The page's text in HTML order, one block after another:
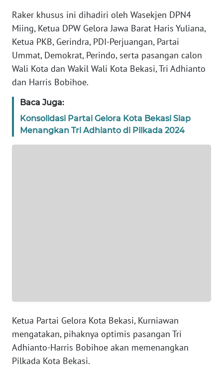
Raker khusus ini dihadiri oleh Wasekjen DPN4
Miing, Ketua DPW Gelora Jawa Barat Haris Yuliana,
Ketua PKB, Gerindra, PDI-Perjuangan, Partai
Ummat, Demokrat, Perindo, serta pasangan calon
Wali Kota dan Wakil Wali Kota Bekasi, Tri Adhianto
dan Harris Bobihoe.
Baca Juga:
Konsolidasi Partai Gelora Kota Bekasi Siap
Menangkan Tri Adhianto di Pilkada 2024
Ketua Partai Gelora Kota Bekasi, Kurniawan
mengatakan, pihaknya optimis pasangan Tri
Adhianto-Harris Bobihoe akan memenangkan
Pilkada Kota Bekasi.
DISCLAIMER
Wahana
News
WN
SUMUT
JAKARTA
PAPUA
WN
PAPUA
BARAT